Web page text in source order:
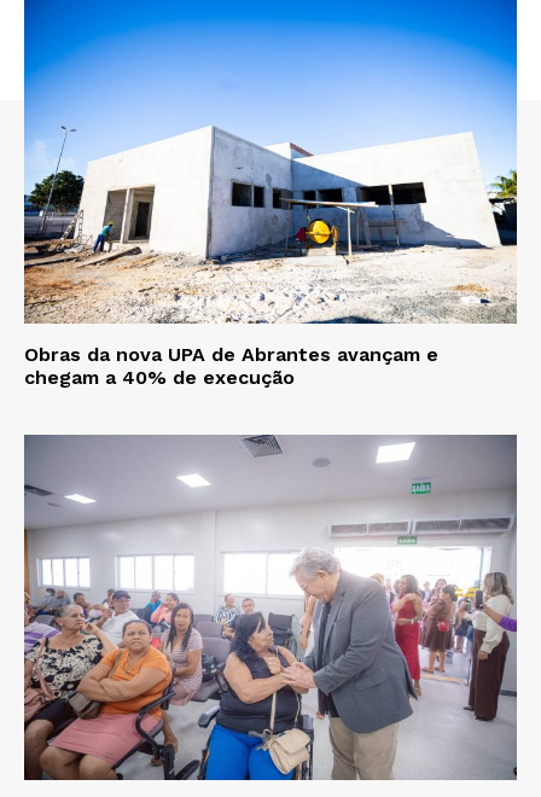
Obras da nova UPA de Abrantes avançam e
chegam a 40% de execução